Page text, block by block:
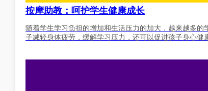
按摩助教：呵护学生健康成长
随着学生学习负担的增加和生活压力的加大，越来越多
子减轻身体疲劳，缓解学习压力，还可以促进孩子身心健